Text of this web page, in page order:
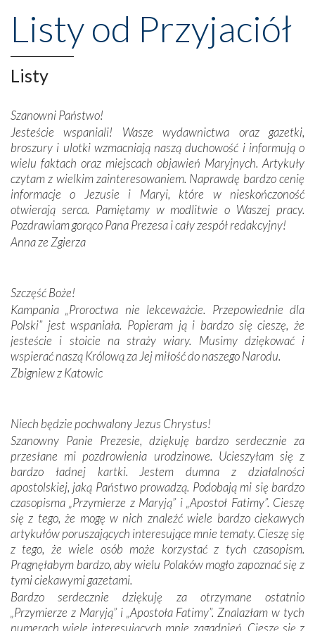
wznoszono na chwałę Bożą, na przykład – w podzięce za
Opatrznościową pomoc w wygranej bitwie o
niepodległość kraju. Zachwyt budziła potężna, a zarazem
misterna architektura tych monumentalnych dzieł,
wspaniałe zdobienia, dbałość ich twórców o detale,
budowniczych.
Podążyliśmy też śladami fatimskich wizjonerów – Łucji
dos Santos oraz świętych Hiacynty i Franciszka Marto.
Modliliśmy się przy ich grobach. Odprawiliśmy Drogę
Krzyżową w ich rodzinnych stronach, odwiedziliśmy
domy, w których żyli.
W miejscu objawień Matki Bożej zapaliliśmy świece
Podczas tej kilkudniowej wyprawy na każdym kroku
spotykaliśmy się z serdeczną otwartością
Portugalczyków. Podziwialiśmy ich ludową sztukę i
zwyczaje. Mimo że nasze kraje są od siebie bardzo
oddalone, w żaden sposób nie czuliśmy się obco.
Sprawiła to oczywiście sama Matka Boża, ale też
kulturowa bliskość biorąca swój początek w naszej
mieliśmy okazję przekonać się, że Maryja swoją opieką
otacza nie tylko nasz naród, lecz wszystkie nacje, które
się Jej ufnie oddają, a także każdą osobę, która zawierza
Jej siebie oraz swych bliskich.
Dzieje Portugalii to również historia wierności Bogu i
odstępstw, także w życiu władców. Trudne momenty w
wymiarze tak osobistym, jak i zbiorowym, przypominają o
konieczności ciągłego zabiegania o własną duszę i o łaskę
Opatrzności. Wierność przynosi pomyślność –
przynajmniej w życiu duchowym. Odstępstwo owocuje
nieszczęściem i śmiercią. Te uniwersalne prawdy
przychodziły na myśl, gdy słuchaliśmy opowieści
Listy od Przyjaciół
Listy
Szanowni Państwo!
Jesteście wspaniali! Wasze wydawnictwa oraz gazetki,
broszury i ulotki wzmacniają naszą duchowość i informują o
wielu faktach oraz miejscach objawień Maryjnych. Artykuły
czytam z wielkim zainteresowaniem. Naprawdę bardzo cenię
informacje o Jezusie i Maryi, które w nieskończoność
otwierają serca. Pamiętamy w modlitwie o Waszej pracy.
Pozdrawiam gorąco Pana Prezesa i cały zespół redakcyjny!
Anna ze Zgierza
Szczęść Boże!
Kampania „Proroctwa nie lekceważcie. Przepowiednie dla
Polski” jest wspaniała. Popieram ją i bardzo się cieszę, że
jesteście i stoicie na straży wiary. Musimy dziękować i
wspierać naszą Królową za Jej miłość do naszego Narodu.
Zbigniew z Katowic
Niech będzie pochwalony Jezus Chrystus!
Szanowny Panie Prezesie, dziękuję bardzo serdecznie za
przesłane mi pozdrowienia urodzinowe. Ucieszyłam się z
bardzo ładnej kartki. Jestem dumna z działalności
apostolskiej, jaką Państwo prowadzą. Podobają mi się bardzo
czasopisma „Przymierze z Maryją” i „Apostoł Fatimy”. Cieszę
się z tego, że mogę w nich znaleźć wiele bardzo ciekawych
artykułów poruszających interesujące mnie tematy. Cieszę się
z tego, że wiele osób może korzystać z tych czasopism.
Pragnęłabym bardzo, aby wielu Polaków mogło zapoznać się z
tymi ciekawymi gazetami.
Bardzo serdecznie dziękuję za otrzymane ostatnio
„Przymierze z Maryją” i „Apostoła Fatimy”. Znalazłam w tych
numerach wiele interesujących mnie zagadnień. Cieszę się z